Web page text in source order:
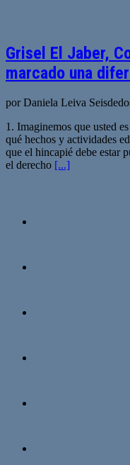
Grisel El Jaber,
marcado una
por Daniela Leiva
1. Imaginemos que usted
qué hechos y actividades
que el hincapié debe estar
el derecho [...]